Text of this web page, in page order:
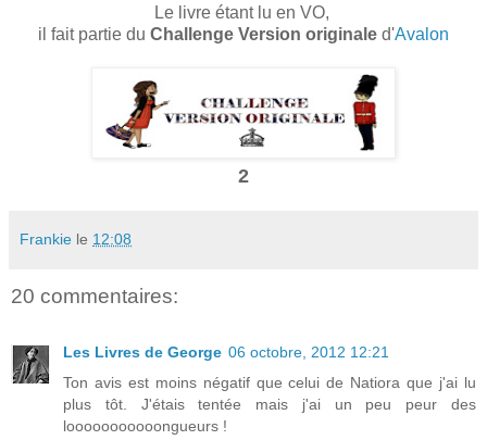
Le livre étant lu en VO,
il fait partie du Challenge Version originale d'Avalon
2
Frankie le 12:08
20 commentaires:
Les Livres de George 06 octobre, 2012 12:21
Ton avis est moins négatif que celui de Natiora que j'ai lu
plus tôt. J'étais tentée mais j'ai un peu peur des
looooooooooongueurs !